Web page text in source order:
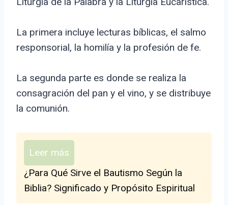
La primera incluye lecturas bíblicas, el salmo
responsorial, la homilía y la profesión de fe.
La segunda parte es donde se realiza la
consagración del pan y el vino, y se distribuye
la comunión.
Leer más
¿Para Qué Sirve el Bautismo Según la
Biblia? Significado y Propósito Espiritual